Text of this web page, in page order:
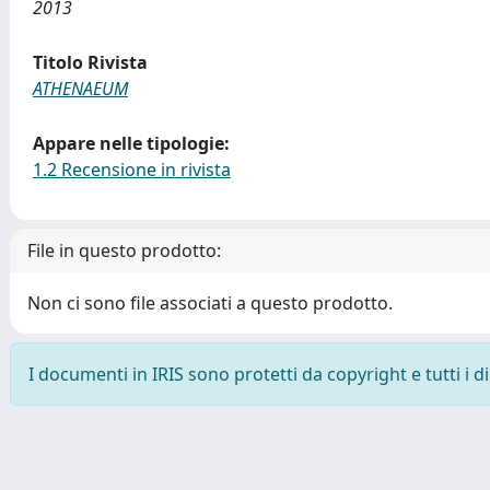
2013
Titolo Rivista
ATHENAEUM
Appare nelle tipologie:
1.2 Recensione in rivista
File in questo prodotto:
Non ci sono file associati a questo prodotto.
I documenti in IRIS sono protetti da copyright e tutti i